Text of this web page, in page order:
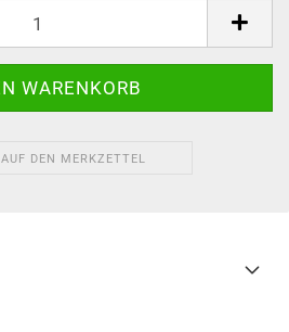
AUF DEN MERKZETTEL